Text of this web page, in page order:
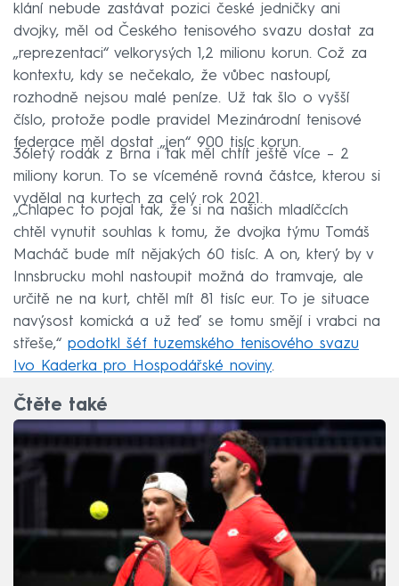
klání nebude zastávat pozici české jedničky ani
dvojky, měl od Českého tenisového svazu dostat za
„reprezentaci“ velkorysých 1,2 milionu korun. Což za
kontextu, kdy se nečekalo, že vůbec nastoupí,
rozhodně nejsou malé peníze. Už tak šlo o vyšší
číslo, protože podle pravidel Mezinárodní tenisové
federace měl dostat „jen“ 900 tisíc korun.
36letý rodák z Brna i tak měl chtít ještě více – 2
miliony korun. To se víceméně rovná částce, kterou si
vydělal na kurtech za celý rok 2021.
„Chlapec to pojal tak, že si na našich mladíčcích
chtěl vynutit souhlas k tomu, že dvojka týmu Tomáš
Macháč bude mít nějakých 60 tisíc. A on, který by v
Innsbrucku mohl nastoupit možná do tramvaje, ale
určitě ne na kurt, chtěl mít 81 tisíc eur. To je situace
navýsost komická a už teď se tomu smějí i vrabci na
střeše,“ podotkl šéf tuzemského tenisového svazu
Ivo Kaderka pro Hospodářské noviny.
Čtěte také